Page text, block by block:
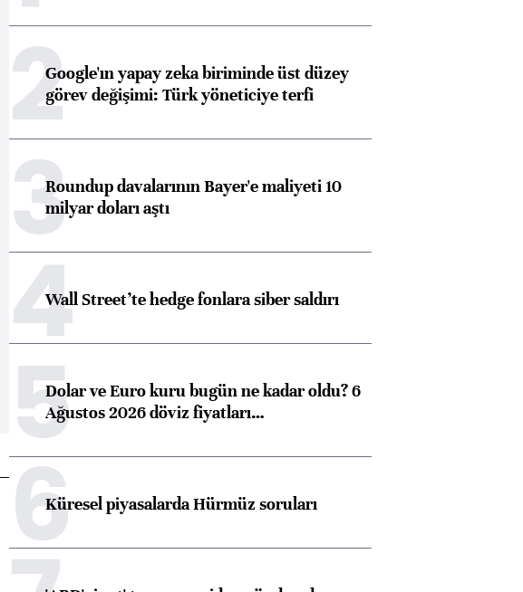
2Google'ın yapay zeka biriminde üst düzey
görev değişimi: Türk yöneticiye terfi
3Roundup davalarının Bayer'e maliyeti 10
milyar doları aştı
4Wall Street’te hedge fonlara siber saldırı
5Dolar ve Euro kuru bugün ne kadar oldu? 6
Ağustos 2026 döviz fiyatları…
6Küresel piyasalarda Hürmüz soruları